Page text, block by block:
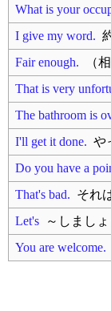
What is your
I give my word.
Fair enough. （
That is very
The bathroom is
I'll get it done. や
Do you have a
That's bad. それ
Let's ～しましょ
You are welcome.